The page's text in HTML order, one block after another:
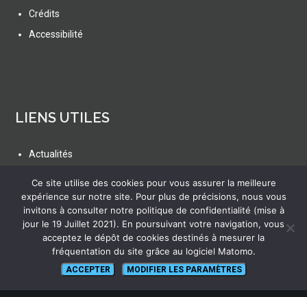
Crédits
Accessibilité
LIENS UTILES
Actualités
FAQ
Glossaire
Plan du site
Ce site utilise des cookies pour vous assurer la meilleure
expérience sur notre site. Pour plus de précisions, nous vous
invitons à consulter notre politique de confidentialité (mise à
jour le 19 Juillet 2021). En poursuivant votre navigation, vous
acceptez le dépôt de cookies destinés à mesurer la
fréquentation du site grâce au logiciel Matomo.
ACCEPTER MODIFIER LES PARAMÈTRES